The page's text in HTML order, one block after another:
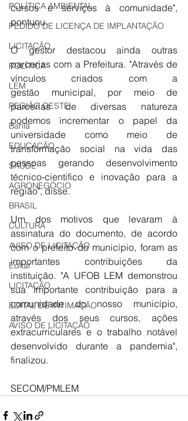
POLÍTICA AMBIENTAL
PEDIDO DE LICENÇA DE IMPLANTAÇÃO
LICITAÇÃO
POLÍTICA
LEM
REGIÃO OESTE
Bahia
EDUCAÇÃO
SAÚDE
AGRONEGÓCIO
BRASIL
CULTURA
AVISO DE LICITAÇÃO
Edital
LICITAÇÃO
EDITAL DE INTIMAÇÃO
AVISO DE LICITAÇÃO
cursos e serviços à comunidade",
pontuou.
O gestor destacou ainda outras
parcerias com a Prefeitura. "Através de
vínculos criados com a
gestão municipal, por meio de
parcerias de diversas natureza
podemos incrementar o papel da
universidade como meio de
transformação social na vida das
pessoas gerando desenvolvimento
técnico-cientifico e inovação para a
região", disse.
Um dos motivos que levaram à
assinatura do documento, de acordo
com o prefeito do município, foram as
importantes contribuições da
instituição. "A UFOB LEM demonstrou
sua importante contribuição para a
comunidade do nosso município,
através dos seus cursos, ações
extracurriculares e o trabalho notável
desenvolvido durante a pandemia",
finalizou.
SECOM/PMLEM